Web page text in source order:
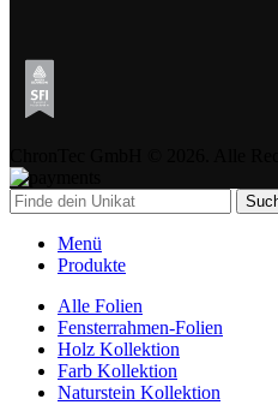
Menü
Produkte
Alle Folien
Fensterrahmen-Folien
Holz Kollektion
Farb Kollektion
Naturstein Kollektion